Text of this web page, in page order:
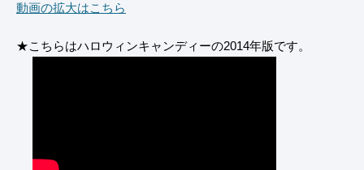
動画の拡大はこちら
★こちらはハロウィンキャンディーの2014年版です。